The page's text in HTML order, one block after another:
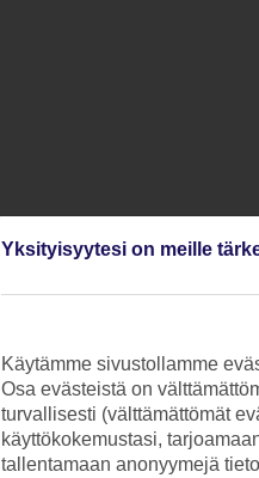
Yksityisyytesi on meille
Käytämme sivustollamme
Osa evästeistä on
turvallisesti (välttämättömät
käyttökokemustasi,
tallentamaan anonyymejä